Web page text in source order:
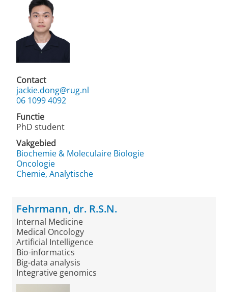
Contact
jackie.dong@rug.nl
06 1099 4092
Functie
PhD student
Vakgebied
Biochemie & Moleculaire Biologie
Oncologie
Chemie, Analytische
Fehrmann, dr. R.S.N.
Internal Medicine
Medical Oncology
Artificial Intelligence
Bio-informatics
Big-data analysis
Integrative genomics